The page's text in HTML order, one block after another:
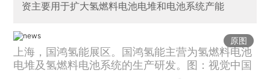
资主要用于扩大氢燃料电池电堆和电池系统产能
原图
上海，国鸿氢能展区。国鸿氢能主营为氢燃料电池
电堆及氢燃料电池系统的生产研发。图：视觉中国